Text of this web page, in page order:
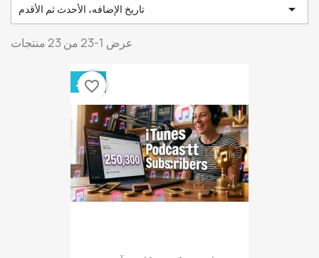
تاريخ الإضافه، الأحدث ثم الأقدم 
عرض 1-23 من 23 منتجات
جديد
favorite_border